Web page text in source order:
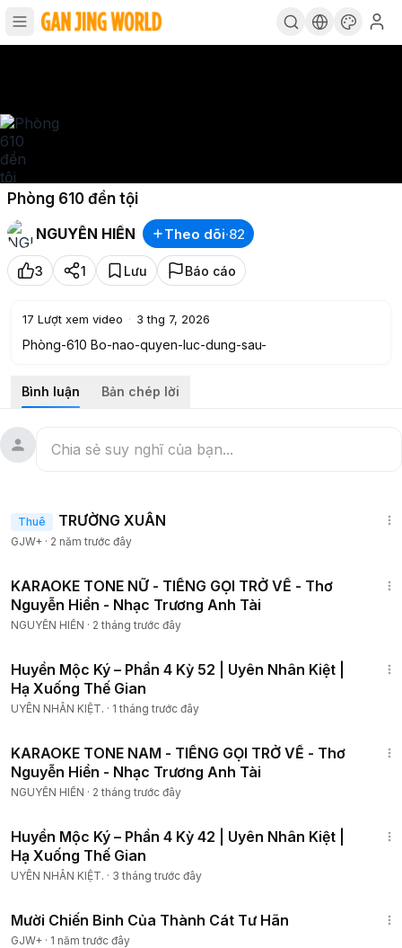
Phòng 610 đền tội
NGUYỄN HIỀN
Theo dõi·82
3 1 Lưu Báo cáo
17 Lượt xem video · 3 thg 7, 2026
Phòng-610 Bo-nao-quyen-luc-dung-sau-
Bình luận Bản chép lời
Thuê TRƯỜNG XUÂN
GJW+ · 2 năm trước đây
KARAOKE TONE NỮ - TIẾNG GỌI TRỞ VỀ - Thơ
Nguyễn Hiền - Nhạc Trương Anh Tài
NGUYỄN HIỀN · 2 tháng trước đây
Huyền Mộc Ký – Phần 4 Kỳ 52 | Uyên Nhân Kiệt |
Hạ Xuống Thế Gian
UYÊN NHÂN KIỆT. · 1 tháng trước đây
KARAOKE TONE NAM - TIẾNG GỌI TRỞ VỀ - Thơ
Nguyễn Hiền - Nhạc Trương Anh Tài
NGUYỄN HIỀN · 2 tháng trước đây
Huyền Mộc Ký – Phần 4 Kỳ 42 | Uyên Nhân Kiệt |
Hạ Xuống Thế Gian
UYÊN NHÂN KIỆT. · 3 tháng trước đây
Mười Chiến Binh Của Thành Cát Tư Hãn
GJW+ · 1 năm trước đây